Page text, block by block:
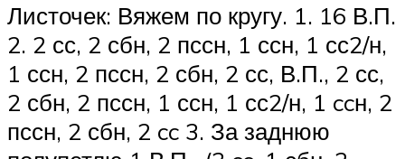
Листочек: Вяжем по кругу. 1. 16 В.П.
2. 2 сс, 2 сбн, 2 пссн, 1 ссн, 1 сс2/н,
1 ссн, 2 пссн, 2 сбн, 2 сс, В.П., 2 сс,
2 сбн, 2 пссн, 1 ссн, 1 сс2/н, 1 ccн, 2
пссн, 2 сбн, 2 cc 3. За заднюю